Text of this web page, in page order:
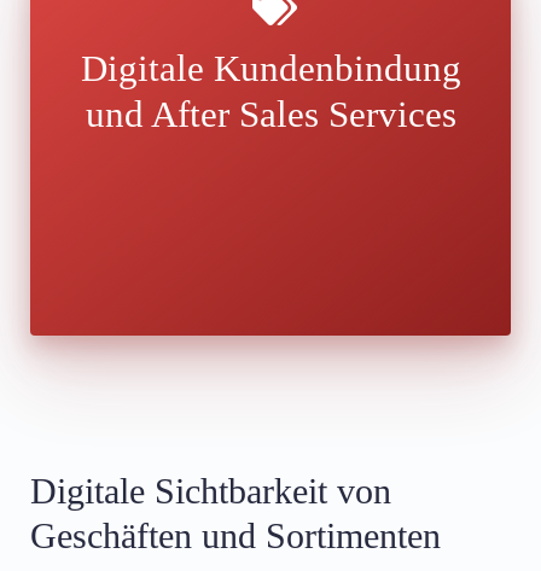
Digitale Kundenbindung
und After Sales Services
Digitale Sichtbarkeit von
Geschäften und Sortimenten